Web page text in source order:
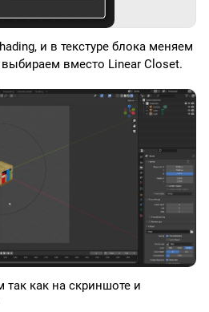
и в текстуре блока меняем
выбираем вместо Linear Closet.
так как на скриншоте и